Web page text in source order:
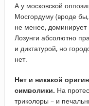
А у московской
Мосгордуму (вроде
не менее,
Лозунги абсолютно
и диктатурой, но
нет.
Нет и никакой
символики. На
триколоры – и